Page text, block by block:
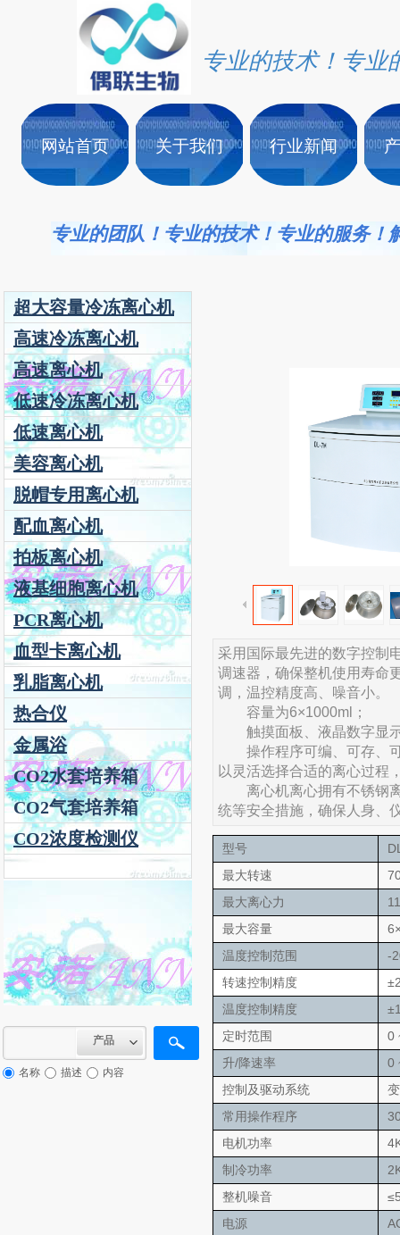
专业的技术！专业
网站首页 关于我们 行业新闻
专业的团队！专业的技术！专业的服务
超大容量冷冻离心机
高速冷冻离心机
高速离心机
低速冷冻离心机
低速离心机
美容离心机
脱帽专用离心机
配血离心机
拍板离心机
液基细胞离心机
PCR离心机
血型卡离心机
乳脂离心机
热合仪
金属浴
CO2水套培养箱
CO2气套培养箱
CO2浓度检测仪
采用国际最先进的数字控制
调速器，确保整机使用寿命
调，温控精度高、噪音小。
容量为6×1000ml；
触摸面板、液晶数字显示
操作程序可编、可存、可
以灵活选择合适的离心过程
离心机离心拥有不锈钢离
统等安全措施，确保人身、
型号
最大转速
最大离心力
最大容量
温度控制范围 -
转速控制精度
温度控制精度
定时范围 0
升/降速率 0
控制及驱动系统
常用操作程序
电机功率
制冷功率
整机噪音
电源
产品
名称 描述 内容